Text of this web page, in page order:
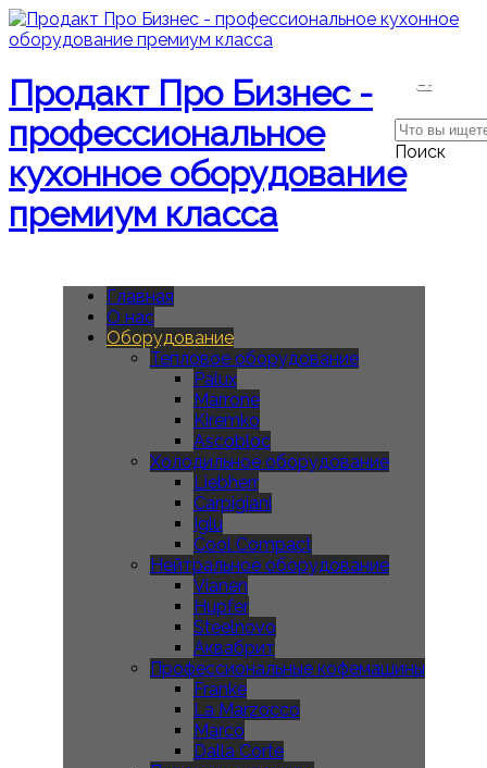
Продакт Про Бизнес -
профессиональное
кухонное оборудование
премиум класса
Главная
О нас
Оборудование
Тепловое оборудование
Palux
Marrone
Kiremko
Ascobloc
Холодильное оборудование
Liebherr
Carpigiani
Iglu
Cool Compact
Нейтральное оборудование
Vianen
Hupfer
Steelnovo
Аквабрит
Профессиональные кофемашины
Franke
La Marzocco
Marco
Dalla Corte
Поиск
Поиск